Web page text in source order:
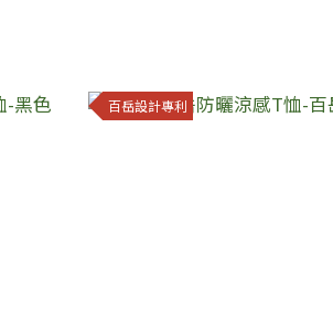
百岳設計專利